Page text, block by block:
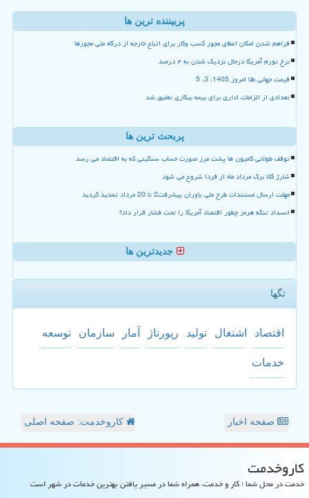
پربیننده ترین ها
فراهم شدن امکان اعطای مجوز کسب وکار برای اتباع خارجه از درگاه ملی مجوزها
نرخ تورم آمریکا درحال نزدیک شدن به ۴ درصد
قیمت جهانی طلا امروز 1405، 3، 5
تعدادی از الزامات اداری برای بیمه بیکاری تعلیق شد
پربحث ترین ها
توقف طولانی کامیون ها پشت مرز صورت حساب سنگینی که به اقتصاد می رسد
شارژ کالا برگ مرداد ماه از فردا شروع می شود
مهلت ارسال مستندات طرح ملی یاوران پیشرفت2 تا 20 مرداد تمدید گردید
انسداد تنگه هرمز چطور اقتصاد آمریکا را تحت فشار قرار داد؟
جدیدترین ها
تگها
اقتصاد اشتغال تولید رپورتاژ آمار سازمان توسعه
خدمات
صفحه اخبار کاروخدمت: صفحه اصلی
كاروخدمت
خدمت در محل شما ؛ کار و خدمت، همراه شما در مسیر یافتن بهترین خدمات در شهر است